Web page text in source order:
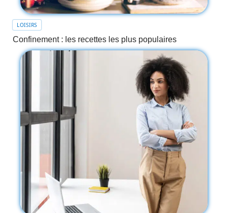
LOISIRS
Confinement : les recettes les plus populaires